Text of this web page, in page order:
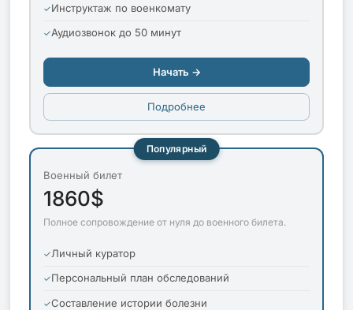
Инструктаж по военкомату
Аудиозвонок до 50 минут
Начать →
Подробнее
Популярный
Военный билет
1860$
Полное сопровождение от нуля до военного билета.
Личный куратор
Персональный план обследований
Составление истории болезни